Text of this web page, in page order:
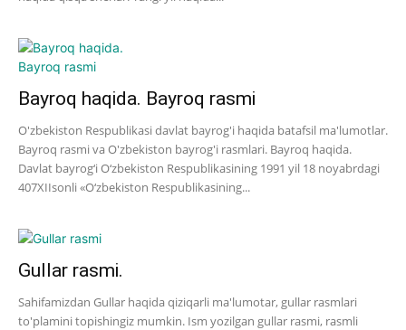
Bayroq haqida. Bayroq rasmi
O'zbekiston Respublikasi davlat bayrog'i haqida batafsil ma'lumotlar.
Bayroq rasmi va O'zbekiston bayrog'i rasmlari. Bayroq haqida.
Davlat bayrog‘i O‘zbekiston Respublikasining 1991 yil 18 noyabrdagi
407­XII­sonli «O‘zbekiston Respublikasining...
Gullar rasmi.
Sahifamizdan Gullar haqida qiziqarli ma'lumotar, gullar rasmlari
to'plamini topishingiz mumkin. Ism yozilgan gullar rasmi, rasmli